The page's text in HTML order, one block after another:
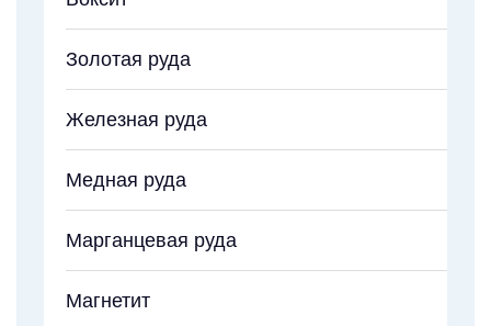
Золотая руда
Железная руда
Медная руда
Марганцевая руда
Магнетит